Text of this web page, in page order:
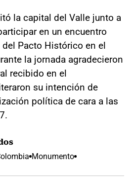
la capital del Valle junto a
en un encuentro
Pacto Histórico en el
la jornada agradecieron
recibido en el
su intención de
política de cara a las
Monumento